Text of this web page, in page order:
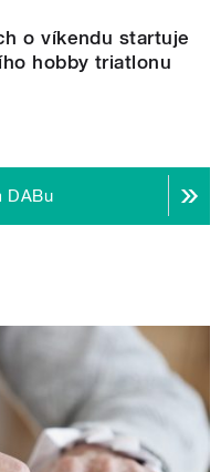
o víkendu startuje
hobby triatlonu
DABu